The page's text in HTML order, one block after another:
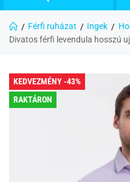
Férfi ruházat Ingek
Divatos férfi levendula hosszú
KEDVEZMÉNY -43%
RAKTÁRON